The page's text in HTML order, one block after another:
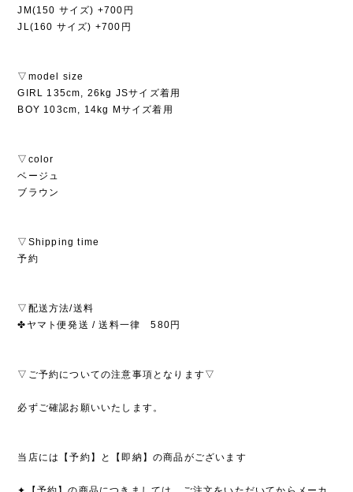
JM(150 サイズ) +700円
JL(160 サイズ) +700円
▽model size
GIRL 135cm, 26kg JSサイズ着用
BOY 103cm, 14kg Mサイズ着用
▽color
ベージュ
ブラウン
▽Shipping time
予約
▽配送方法/送料
✤ヤマト便発送 / 送料一律 580円
▽ご予約についての注意事項となります▽
必ずご確認お願いいたします。
当店には【予約】と【即納】の商品がございます